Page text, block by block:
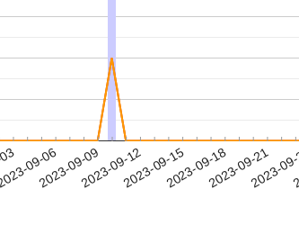
09-06
2023-09-092023-09-122023-09-152023-09-182023-09-21
2023-